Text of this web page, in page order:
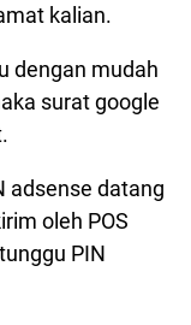
kalian.
dengan mudah
surat google
adsense datang
oleh POS
PIN